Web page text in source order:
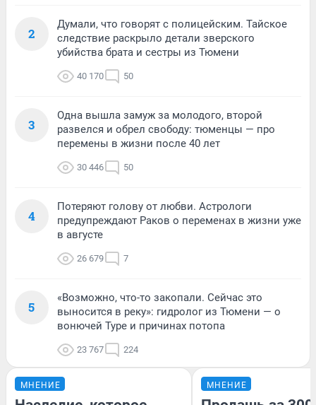
2
Думали, что говорят с полицейским. Тайское
следствие раскрыло детали зверского
убийства брата и сестры из Тюмени
40 170 50
3
Одна вышла замуж за молодого, второй
развелся и обрел свободу: тюменцы — про
перемены в жизни после 40 лет
30 446 50
4
Потеряют голову от любви. Астрологи
предупреждают Раков о переменах в жизни уже
в августе
26 679 7
5
«Возможно, что-то закопали. Сейчас это
выносится в реку»: гидролог из Тюмени — о
вонючей Туре и причинах потопа
23 767 224
МНЕНИЕ МНЕНИЕ